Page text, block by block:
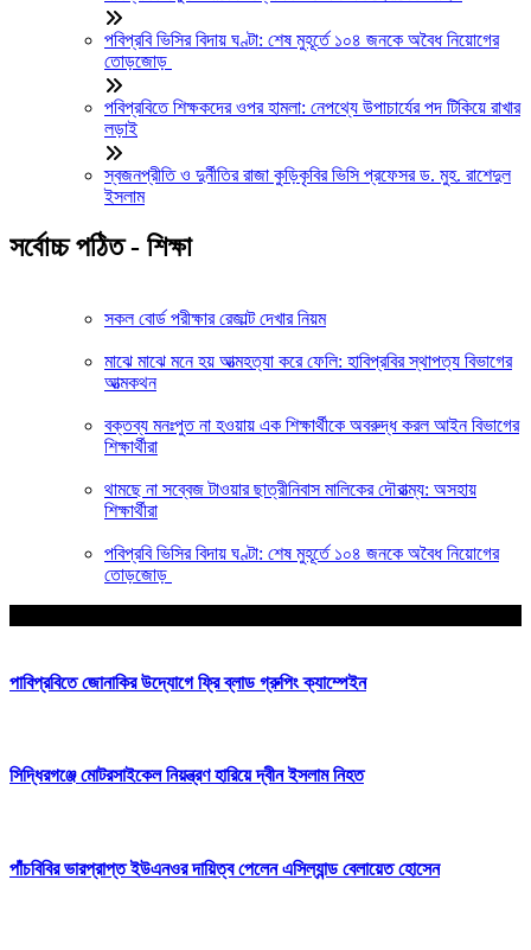
পবিপ্রবি ভিসির বিদায় ঘণ্টা: শেষ মুহূর্তে ১০৪ জনকে অবৈধ নিয়োগের
তোড়জোড়
পবিপ্রবিতে শিক্ষকদের ওপর হামলা: নেপথ্যে উপাচার্যের পদ টিকিয়ে রাখার
লড়াই
স্বজনপ্রীতি ও দুর্নীতির রাজা কুড়িকৃবির ভিসি প্রফেসর ড. মুহ. রাশেদুল
ইসলাম
সর্বোচ্চ পঠিত - শিক্ষা
সকল বোর্ড পরীক্ষার রেজাল্ট দেখার নিয়ম
মাঝে মাঝে মনে হয় আত্মহত্যা করে ফেলি: হাবিপ্রবির স্থাপত্য বিভাগের
আত্মকথন
বক্তব্য মনঃপুত না হওয়ায় এক শিক্ষার্থীকে অবরুদ্ধ করল আইন বিভাগের
শিক্ষার্থীরা
থামছে না সব্বেজ টাওয়ার ছাত্রীনিবাস মালিকের দৌরাত্ম্য: অসহায়
শিক্ষার্থীরা
পবিপ্রবি ভিসির বিদায় ঘণ্টা: শেষ মুহূর্তে ১০৪ জনকে অবৈধ নিয়োগের
তোড়জোড়
পাবিপ্রবিতে জোনাকির উদ্যোগে ফ্রি ব্লাড গ্রুপিং ক্যাম্পেইন
সিদ্ধিরগঞ্জে মোটরসাইকেল নিয়ন্ত্রণ হারিয়ে দ্বীন ইসলাম নিহত
পাঁচবিবির ভারপ্রাপ্ত ইউএনওর দায়িত্ব পেলেন এসিল্যান্ড বেলায়েত হোসেন